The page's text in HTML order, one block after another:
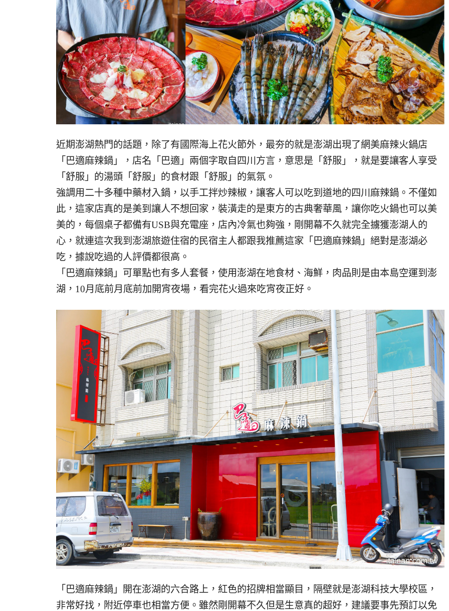
近期澎湖熱門的話題，除了有國際海上花火節外，最夯的就是澎湖出現了網美麻辣火鍋店
「巴適麻辣鍋」，店名「巴適」兩個字取自四川方言，意思是「舒服」，就是要讓客人享受
「舒服」的湯頭「舒服」的食材跟「舒服」的氣氛。
強調用二十多種中藥材入鍋，以手工拌炒辣椒，讓客人可以吃到道地的四川麻辣鍋。不僅如
此，這家店真的是美到讓人不想回家，裝潢走的是東方的古典奢華風，讓你吃火鍋也可以美
美的，每個桌子都備有USB與充電座，店內冷氣也夠強，剛開幕不久就完全擄獲澎湖人的
心，就連這次我到澎湖旅遊住宿的民宿主人都跟我推薦這家「巴適麻辣鍋」絕對是澎湖必
吃，據說吃過的人評價都很高。
「巴適麻辣鍋」可單點也有多人套餐，使用澎湖在地食材、海鮮，肉品則是由本島空運到澎
湖，10月底前月底前加開宵夜場，看完花火過來吃宵夜正好。
「巴適麻辣鍋」開在澎湖的六合路上，紅色的招牌相當顯目，隔壁就是澎湖科技大學校區，
非常好找，附近停車也相當方便。雖然剛開幕不久但是生意真的超好，建議要事先預訂以免